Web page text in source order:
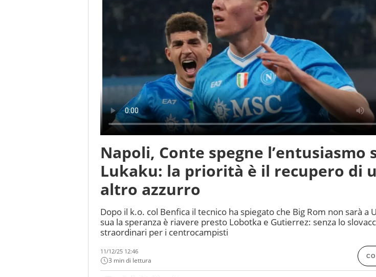
Napoli, Conte spegne l’entusiasmo
Lukaku: la priorità è il recupero di
altro azzurro
Dopo il k.o. col Benfica il tecnico ha spiegato che Big Rom non sarà a
sua la speranza è riavere presto Lobotka e Gutierrez: senza lo
straordinari per i centrocampisti
11/12/25 12:46
3 min di lettura